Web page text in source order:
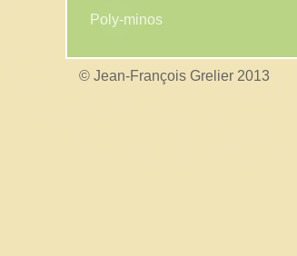
Poly-minos
© Jean-François Grelier 2013